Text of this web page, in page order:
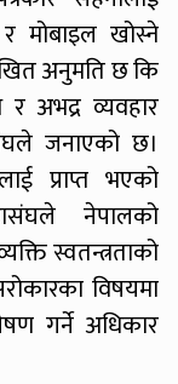
मोबाइल खोस्ने
अनुमति छ कि
अभद्र व्यवहार
जनाएको छ।
प्राप्त भएको
नेपालको
स्वतन्त्रताको
विषयमा
गर्ने अधिकार